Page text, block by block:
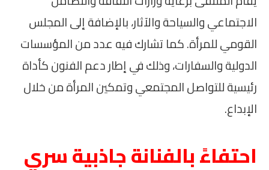
الاجتماعي والسياحة والآثار، بالإضافة إلى المجلس
القومي للمرأة. كما تشارك فيه عدد من المؤسسات
الدولية والسفارات، وذلك في إطار دعم الفنون كأداة
رئيسية للتواصل المجتمعي وتمكين المرأة من خلال
الإبداع.
احتفاءً بالفنانة جاذبية سري